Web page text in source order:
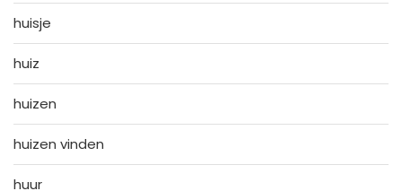
huisje
huiz
huizen
huizen vinden
huur